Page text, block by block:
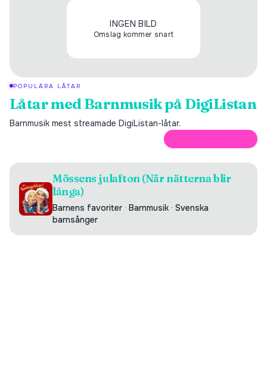
INGEN BILD
Omslag kommer snart
POPULÄRA LÅTAR
Låtar medBarnmusikpå DigiListan
Barnmusik mest streamade DigiListan-låtar.
Mössens julafton (När nätterna blir
långa)
Barnens favoriter · Barnmusik · Svenska
barnsånger